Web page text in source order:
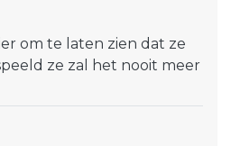
om te laten zien dat ze
ze zal het nooit meer